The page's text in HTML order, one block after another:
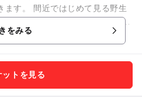
て見る野生
ンやシカなどの草食動物には直
をみる
ットを見る